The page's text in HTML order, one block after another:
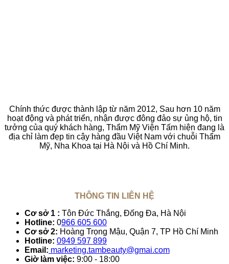
Chính thức được thành lập từ năm 2012, Sau hơn 10 năm
hoạt động và phát triển, nhận được đông đảo sự ủng hộ, tin
tưởng của quý khách hàng, Thẩm Mỹ Viện Tấm hiện đang là
địa chỉ làm đẹp tin cậy hàng đầu Việt Nam với chuỗi Thẩm
Mỹ, Nha Khoa tại Hà Nội và Hồ Chí Minh.
THÔNG TIN LIÊN HỆ
Cơ sở 1 : Tôn Đức Thắng, Đống Đa, Hà Nội
Hotline: 0966 605 600
Cơ sở 2: Hoàng Trọng Mậu, Quận 7, TP Hồ Chí Minh
Hotline: 0949 597 899
Email: marketing.tambeauty@gmai.com
Giờ làm việc: 9:00 - 18:00